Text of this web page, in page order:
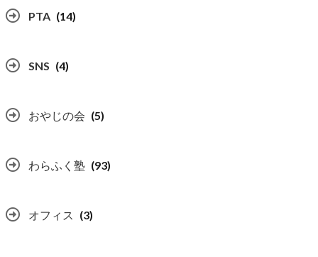
PTA (14)
SNS (4)
おやじの会 (5)
わらふく塾 (93)
オフィス (3)